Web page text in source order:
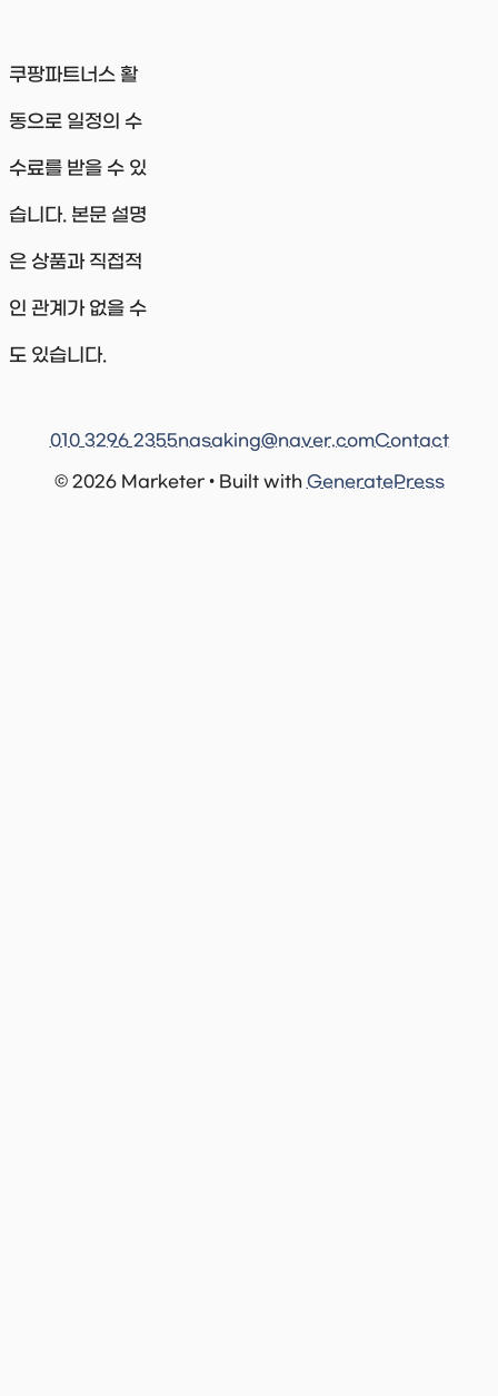
쿠팡파트너스 활
동으로 일정의 수
수료를 받을 수 있
습니다. 본문 설명
은 상품과 직접적
인 관계가 없을 수
도 있습니다.
© 2026 Marketer • Built with GeneratePress
010 3296 2355nasaking@naver.comContact